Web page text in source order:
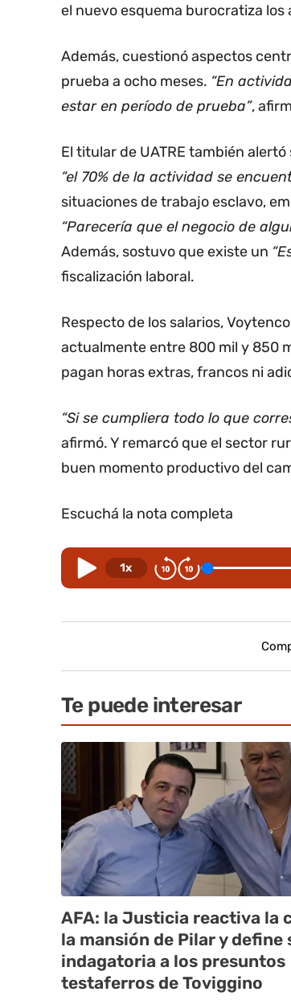
el nuevo esquema burocratiza
Además, cuestionó aspectos
prueba a ocho meses. “En
estar en período de prueba”,
El titular de UATRE también
“el 70% de la actividad se
situaciones de trabajo esclavo,
“Parecería que el negocio de
Además, sostuvo que existe un
fiscalización laboral.
Respecto de los salarios,
actualmente entre 800 mil y 850
pagan horas extras, francos ni
“Si se cumpliera todo lo que
afirmó. Y remarcó que el sector
buen momento productivo del
Escuchá la nota completa
1x
Te puede interesar
AFA: la Justicia reactiva la
la mansión de Pilar y define
indagatoria a los presuntos
testaferros de Toviggino